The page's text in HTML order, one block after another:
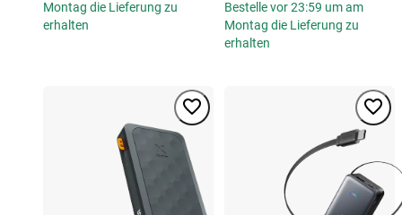
Montag die Lieferung zu
erhalten
Bestelle vor 23:59 um am
Montag die Lieferung zu
erhalten